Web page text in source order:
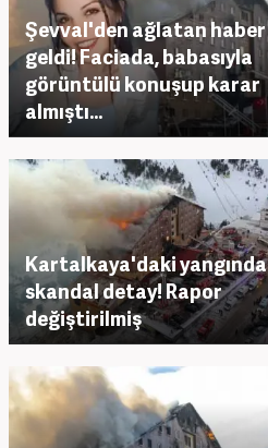
Şevval'den ağlatan haber
geldi! Faciada, babasıyla
görüntülü konuşup karar
almıştı...
Kartalkaya'daki yangında
skandal detay! Rapor
değiştirilmiş